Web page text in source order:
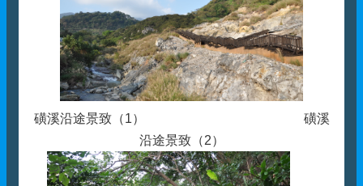
磺溪沿途景致（1） 磺溪
沿途景致（2）